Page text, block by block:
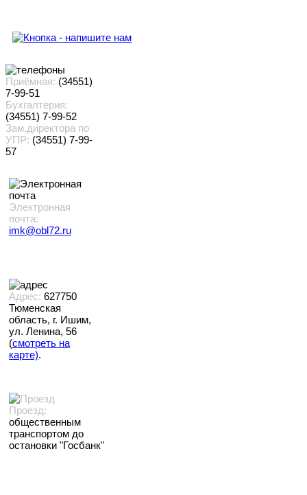
Приёмная: (34551)
7-99-51
Бухгалтерия:
(34551) 7-99-52
Зам.директора по
УПР: (34551) 7-99-
57
Электронная
почта:
imk@obl72.ru
Адрес: 627750
Тюменская
область, г. Ишим,
ул. Ленина, 56
(смотреть на
карте).
Проезд:
общественным
транспортом до
остановки "Госбанк"